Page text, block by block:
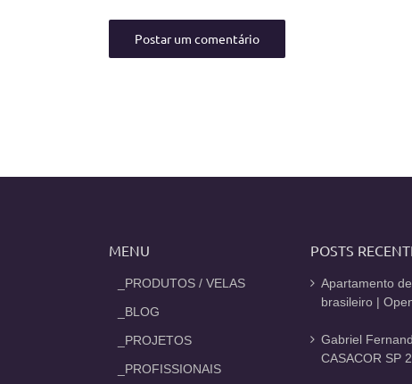
MENU
_PRODUTOS / VELAS
_BLOG
_PROJETOS
_PROFISSIONAIS
POSTS
Apartamento
brasileiro |
Gabriel
CASACOR SP